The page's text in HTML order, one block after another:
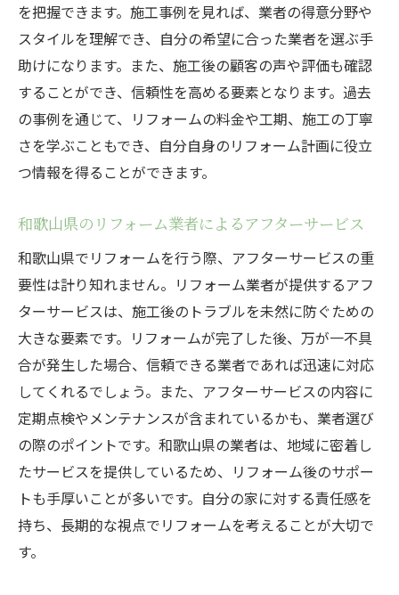
を把握できます。施工事例を見れば、業者の得意分野や
スタイルを理解でき、自分の希望に合った業者を選ぶ手
助けになります。また、施工後の顧客の声や評価も確認
することができ、信頼性を高める要素となります。過去
の事例を通じて、リフォームの料金や工期、施工の丁寧
さを学ぶこともでき、自分自身のリフォーム計画に役立
つ情報を得ることができます。
和歌山県のリフォーム業者によるアフターサービス
和歌山県でリフォームを行う際、アフターサービスの重
要性は計り知れません。リフォーム業者が提供するアフ
ターサービスは、施工後のトラブルを未然に防ぐための
大きな要素です。リフォームが完了した後、万が一不具
合が発生した場合、信頼できる業者であれば迅速に対応
してくれるでしょう。また、アフターサービスの内容に
定期点検やメンテナンスが含まれているかも、業者選び
の際のポイントです。和歌山県の業者は、地域に密着し
たサービスを提供しているため、リフォーム後のサポー
トも手厚いことが多いです。自分の家に対する責任感を
持ち、長期的な視点でリフォームを考えることが大切で
す。